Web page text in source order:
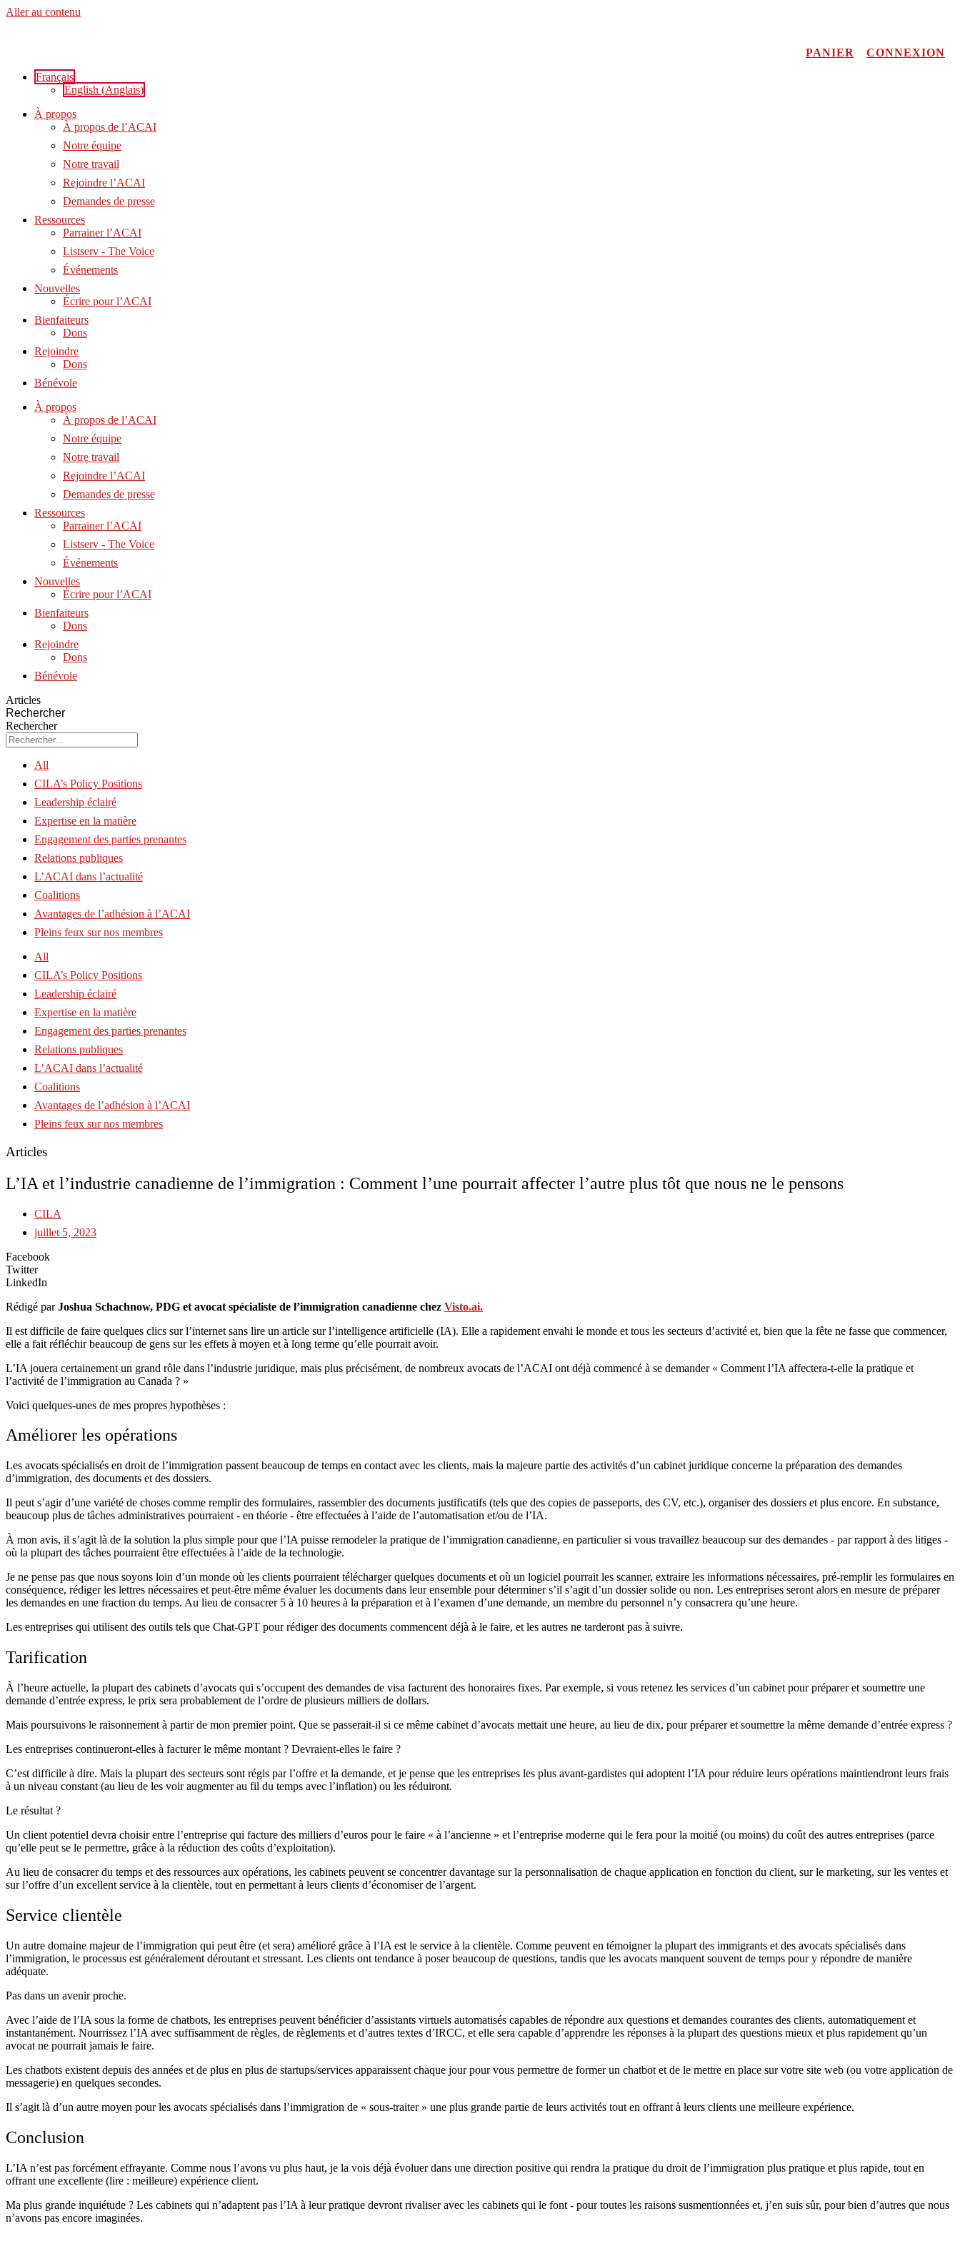
Aller au contenu
PANIER
CONNEXION
Français
English (Anglais)
À propos
À propos de l’ACAI
Notre équipe
Notre travail
Rejoindre l’ACAI
Demandes de presse
Ressources
Parrainer l’ACAI
Listserv - The Voice
Événements
Nouvelles
Écrire pour l’ACAI
Bienfaiteurs
Dons
Rejoindre
Dons
Bénévole
À propos
À propos de l’ACAI
Notre équipe
Notre travail
Rejoindre l’ACAI
Demandes de presse
Ressources
Parrainer l’ACAI
Listserv - The Voice
Événements
Nouvelles
Écrire pour l’ACAI
Bienfaiteurs
Dons
Rejoindre
Dons
Bénévole
Articles
Rechercher
Rechercher
All
CILA’s Policy Positions
Leadership éclairé
Expertise en la matière
Engagement des parties prenantes
Relations publiques
L’ACAI dans l’actualité
Coalitions
Avantages de l’adhésion à l’ACAI
Pleins feux sur nos membres
All
CILA’s Policy Positions
Leadership éclairé
Expertise en la matière
Engagement des parties prenantes
Relations publiques
L’ACAI dans l’actualité
Coalitions
Avantages de l’adhésion à l’ACAI
Pleins feux sur nos membres
Articles
L’IA et l’industrie canadienne de l’immigration : Comment l’une pourrait affecter l’autre plus tôt que nous ne le pensons
CILA
juillet 5, 2023
Facebook
Twitter
LinkedIn
Rédigé parJoshua Schachnow, PDG et avocat spécialiste de l’immigration canadienne chez Visto.ai.
Il est difficile de faire quelques clics sur l’internet sans lire un article sur l’intelligence artificielle (IA). Elle a rapidement envahi le monde et tous les secteurs d’activité et, bien que la fête ne fasse que commencer,
elle a fait réfléchir beaucoup de gens sur les effets à moyen et à long terme qu’elle pourrait avoir.
L’IA jouera certainement un grand rôle dans l’industrie juridique, mais plus précisément, de nombreux avocats de l’ACAI ont déjà commencé à se demander « Comment l’IA affectera-t-elle la pratique et
l’activité de l’immigration au Canada ? »
Voici quelques-unes de mes propres hypothèses :
Améliorer les opérations
Les avocats spécialisés en droit de l’immigration passent beaucoup de temps en contact avec les clients, mais la majeure partie des activités d’un cabinet juridique concerne la préparation des demandes
d’immigration, des documents et des dossiers.
Il peut s’agir d’une variété de choses comme remplir des formulaires, rassembler des documents justificatifs (tels que des copies de passeports, des CV, etc.), organiser des dossiers et plus encore. En substance,
beaucoup plus de tâches administratives pourraient - en théorie - être effectuées à l’aide de l’automatisation et/ou de l’IA.
À mon avis, il s’agit là de la solution la plus simple pour que l’IA puisse remodeler la pratique de l’immigration canadienne, en particulier si vous travaillez beaucoup sur des demandes - par rapport à des litiges -
où la plupart des tâches pourraient être effectuées à l’aide de la technologie.
Je ne pense pas que nous soyons loin d’un monde où les clients pourraient télécharger quelques documents et où un logiciel pourrait les scanner, extraire les informations nécessaires, pré-remplir les formulaires en
conséquence, rédiger les lettres nécessaires et peut-être même évaluer les documents dans leur ensemble pour déterminer s’il s’agit d’un dossier solide ou non. Les entreprises seront alors en mesure de préparer
les demandes en une fraction du temps. Au lieu de consacrer 5 à 10 heures à la préparation et à l’examen d’une demande, un membre du personnel n’y consacrera qu’une heure.
Les entreprises qui utilisent des outils tels que Chat-GPT pour rédiger des documents commencent déjà à le faire, et les autres ne tarderont pas à suivre.
Tarification
À l’heure actuelle, la plupart des cabinets d’avocats qui s’occupent des demandes de visa facturent des honoraires fixes. Par exemple, si vous retenez les services d’un cabinet pour préparer et soumettre une
demande d’entrée express, le prix sera probablement de l’ordre de plusieurs milliers de dollars.
Mais poursuivons le raisonnement à partir de mon premier point. Que se passerait-il si ce même cabinet d’avocats mettait une heure, au lieu de dix, pour préparer et soumettre la même demande d’entrée express ?
Les entreprises continueront-elles à facturer le même montant ? Devraient-elles le faire ?
C’est difficile à dire. Mais la plupart des secteurs sont régis par l’offre et la demande, et je pense que les entreprises les plus avant-gardistes qui adoptent l’IA pour réduire leurs opérations maintiendront leurs frais
à un niveau constant (au lieu de les voir augmenter au fil du temps avec l’inflation) ou les réduiront.
Le résultat ?
Un client potentiel devra choisir entre l’entreprise qui facture des milliers d’euros pour le faire « à l’ancienne » et l’entreprise moderne qui le fera pour la moitié (ou moins) du coût des autres entreprises (parce
qu’elle peut se le permettre, grâce à la réduction des coûts d’exploitation).
Au lieu de consacrer du temps et des ressources aux opérations, les cabinets peuvent se concentrer davantage sur la personnalisation de chaque application en fonction du client, sur le marketing, sur les ventes et
sur l’offre d’un excellent service à la clientèle, tout en permettant à leurs clients d’économiser de l’argent.
Service clientèle
Un autre domaine majeur de l’immigration qui peut être (et sera) amélioré grâce à l’IA est le service à la clientèle. Comme peuvent en témoigner la plupart des immigrants et des avocats spécialisés dans
l’immigration, le processus est généralement déroutant et stressant. Les clients ont tendance à poser beaucoup de questions, tandis que les avocats manquent souvent de temps pour y répondre de manière
adéquate.
Pas dans un avenir proche.
Avec l’aide de l’IA sous la forme de chatbots, les entreprises peuvent bénéficier d’assistants virtuels automatisés capables de répondre aux questions et demandes courantes des clients, automatiquement et
instantanément. Nourrissez l’IA avec suffisamment de règles, de règlements et d’autres textes d’IRCC, et elle sera capable d’apprendre les réponses à la plupart des questions mieux et plus rapidement qu’un
avocat ne pourrait jamais le faire.
Les chatbots existent depuis des années et de plus en plus de startups/services apparaissent chaque jour pour vous permettre de former un chatbot et de le mettre en place sur votre site web (ou votre application de
messagerie) en quelques secondes.
Il s’agit là d’un autre moyen pour les avocats spécialisés dans l’immigration de « sous-traiter » une plus grande partie de leurs activités tout en offrant à leurs clients une meilleure expérience.
Conclusion
L’IA n’est pas forcément effrayante. Comme nous l’avons vu plus haut, je la vois déjà évoluer dans une direction positive qui rendra la pratique du droit de l’immigration plus pratique et plus rapide, tout en
offrant une excellente (lire : meilleure) expérience client.
Ma plus grande inquiétude ? Les cabinets qui n’adaptent pas l’IA à leur pratique devront rivaliser avec les cabinets qui le font - pour toutes les raisons susmentionnées et, j’en suis sûr, pour bien d’autres que nous
n’avons pas encore imaginées.